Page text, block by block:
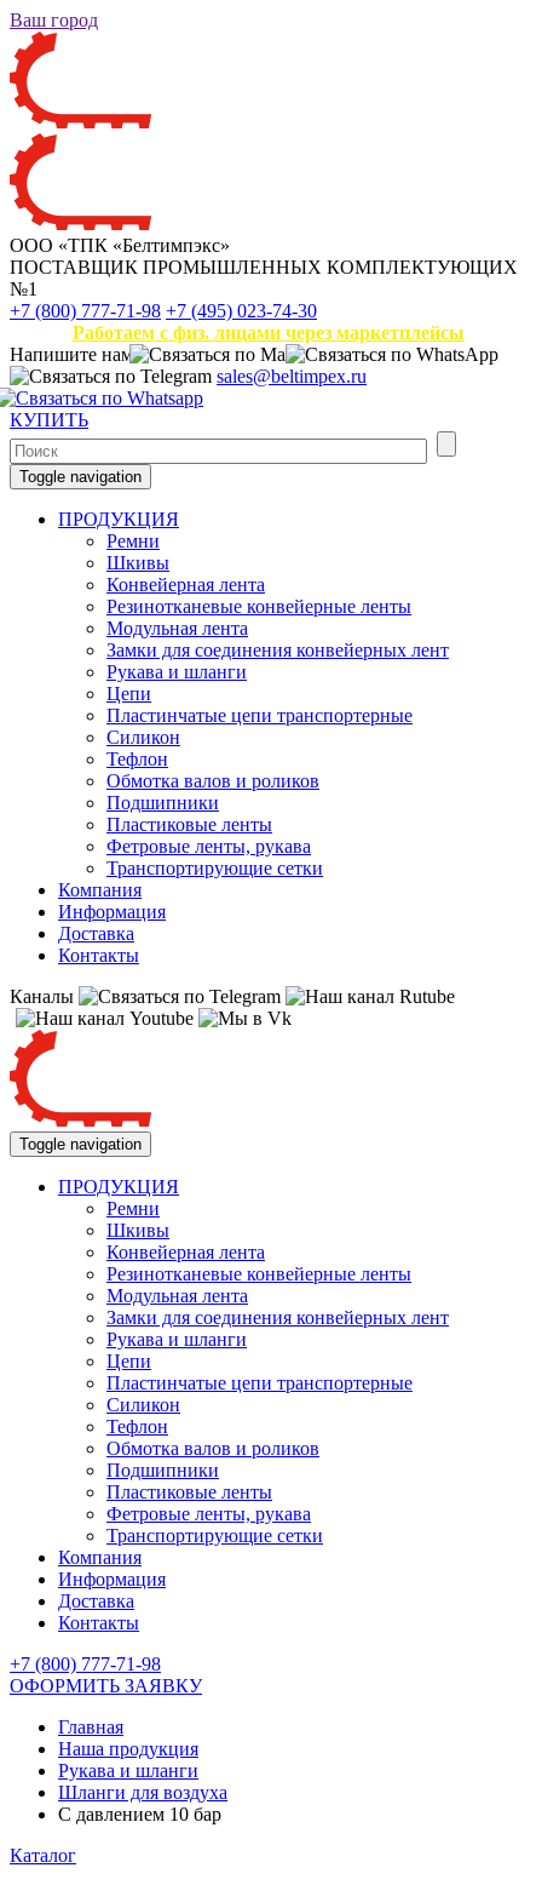
Ваш город
ООО «ТПК «Белтимпэкс»
ПОСТАВЩИК ПРОМЫШЛЕННЫХ КОМПЛЕКТУЮЩИХ
№1
+7 (800) 777-71-98 +7 (495) 023-74-30
Работаем с физ. лицами через маркетплейсы
Напишите нам
sales@beltimpex.ru
КУПИТЬ
Toggle navigation
ПРОДУКЦИЯ
Ремни
Шкивы
Конвейерная лента
Резинотканевые конвейерные ленты
Модульная лента
Замки для соединения конвейерных лент
Рукава и шланги
Цепи
Пластинчатые цепи транспортерные
Силикон
Тефлон
Обмотка валов и роликов
Подшипники
Пластиковые ленты
Фетровые ленты, рукава
Транспортирующие сетки
Компания
Информация
Доставка
Контакты
Каналы
Toggle navigation
ПРОДУКЦИЯ
Ремни
Шкивы
Конвейерная лента
Резинотканевые конвейерные ленты
Модульная лента
Замки для соединения конвейерных лент
Рукава и шланги
Цепи
Пластинчатые цепи транспортерные
Силикон
Тефлон
Обмотка валов и роликов
Подшипники
Пластиковые ленты
Фетровые ленты, рукава
Транспортирующие сетки
Компания
Информация
Доставка
Контакты
+7 (800) 777-71-98
ОФОРМИТЬ ЗАЯВКУ
Главная
Наша продукция
Рукава и шланги
Шланги для воздуха
С давлением 10 бар
Каталог